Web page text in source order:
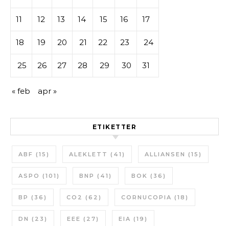
11 12 13 14 15 16 17
18 19 20 21 22 23 24
25 26 27 28 29 30 31
« feb apr »
ETIKETTER
ABF (15) ALEKLETT (41) ALLIANSEN (15)
ASPO (101) BNP (41) BOK (36)
BP (36) CO2 (62) CORNUCOPIA (18)
DN (23) EEE (27) EIA (19)